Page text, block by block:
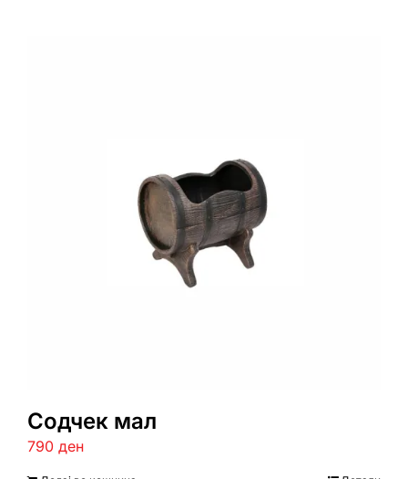
Содчек мал
790 ден